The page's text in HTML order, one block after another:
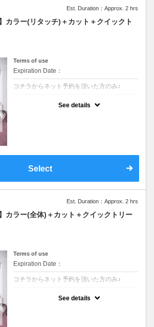
Est. Duration：Approx. 2 hrs
カラー(リタッチ)＋カット＋クイックト
Terms of use
Expiration Date：
コチラからネット予約を頂いた方のみ♪
See details
Select
Est. Duration：Approx. 2 hrs
カラー(全体)＋カット＋クイックトリー
Terms of use
Expiration Date：
コチラからネット予約を頂いた方のみ♪
See details